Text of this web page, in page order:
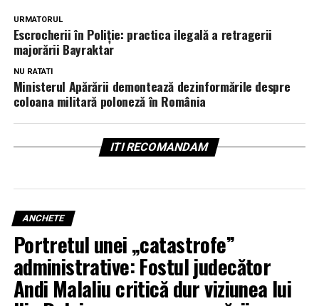
URMATORUL
Escrocherii în Poliție: practica ilegală a retragerii
majorării Bayraktar
NU RATATI
Ministerul Apărării demontează dezinformările despre
coloana militară poloneză în România
ITI RECOMANDAM
ANCHETE
Portretul unei „catastrofe”
administrative: Fostul judecător
Andi Malaliu critică dur viziunea lui